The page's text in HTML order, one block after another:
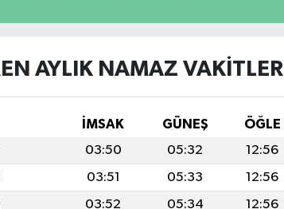
AYLIK NAMAZ VAKITLERI
İMSAK GÜNEŞ ÖĞLE
03:50 05:32 12:56
03:51 05:33 12:56
03:52 05:34 12:56